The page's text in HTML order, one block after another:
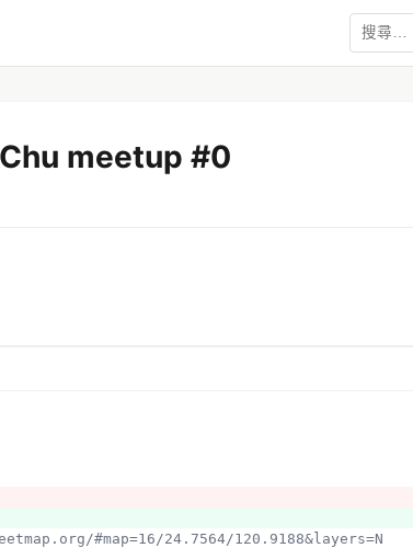
meetup #0
#map=16/24.7564/120.9188&layers=N